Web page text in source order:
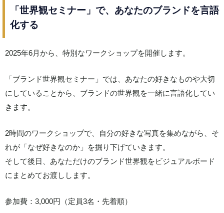
「世界観セミナー」で、あなたのブランドを言語
化する
2025年6月から、特別なワークショップを開催します。
「ブランド世界観セミナー」では、あなたの好きなものや大切
にしていることから、ブランドの世界観を一緒に言語化してい
きます。
2時間のワークショップで、自分の好きな写真を集めながら、そ
れが「なぜ好きなのか」を掘り下げていきます。
そして後日、あなただけのブランド世界観をビジュアルボード
にまとめてお渡しします。
参加費：3,000円（定員3名・先着順）